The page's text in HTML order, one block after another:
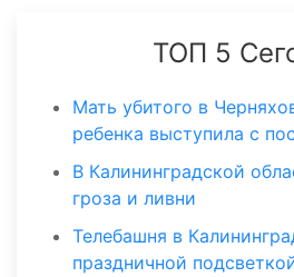
ТОП 5
Мать убитого в
ребенка выступила с
В Калининградской
гроза и ливни
Телебашня в
праздничной